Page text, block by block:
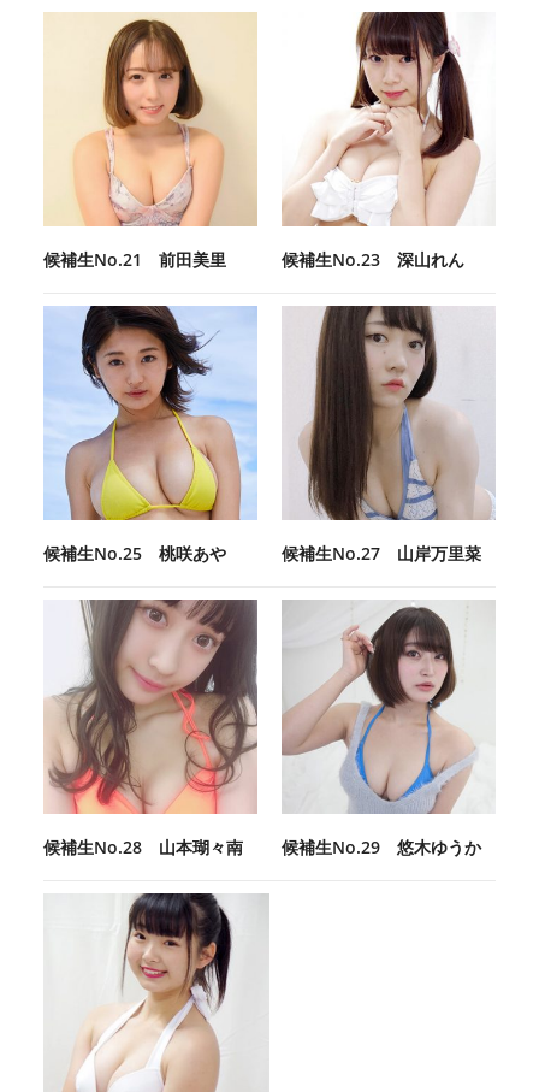
候補生No.21 前田美里 候補生No.23 深山れん
候補生No.25 桃咲あや 候補生No.27 山岸万里菜
候補生No.28 山本瑚々南 候補生No.29 悠木ゆうか